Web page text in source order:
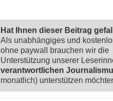
Hat Ihnen dieser Beitrag
Als unabhängiges und
ohne paywall brauchen wir die
Unterstützung unserer
verantwortlichen
monatlich) unterstützen